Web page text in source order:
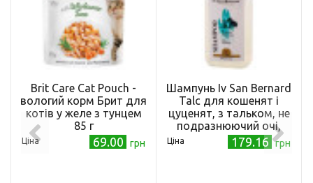
Brit Care Cat Pouch -
вологий корм Брит для
котів у желе з тунцем
85 г
Ціна 69.00 грн
Шампунь Iv San Bernard
Talc для кошенят і
цуценят, з тальком, не
подразнюючий очі,
100мл
Ціна 179.16 грн